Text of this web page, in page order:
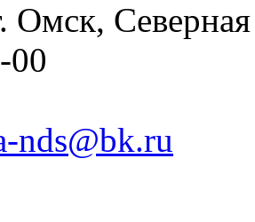
Омск,
00
nds@bk.ru